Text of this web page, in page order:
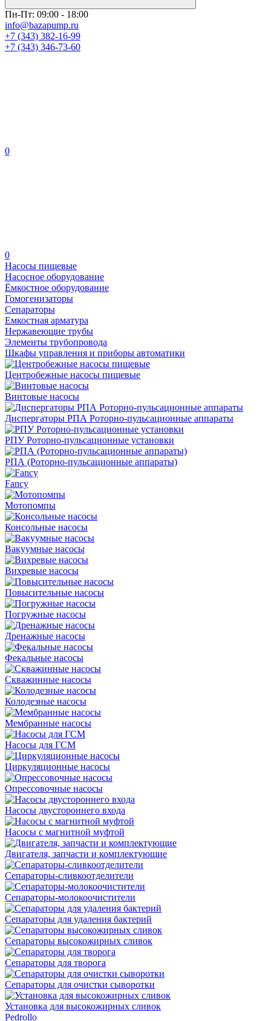
Пн-Пт: 09:00 - 18:00
info@bazapump.ru
+7 (343) 382-16-99
+7 (343) 346-73-‬60
0
0
Насосы пищевые
Насосное оборудование
Ёмкостное оборудование
Гомогенизаторы
Сепараторы
Емкостная арматура
Нержавеющие трубы
Элементы трубопровода
Шкафы управления и приборы автоматики
Центробежные насосы пищевые
Винтовые насосы
Диспергаторы РПА Роторно-пульсационные аппараты
РПУ Роторно-пульсационные установки
РПА (Роторно-пульсационные аппараты)
Fancy
Мотопомпы
Консольные насосы
Вакуумные насосы
Вихревые насосы
Повысительные насосы
Погружные насосы
Дренажные насосы
Фекальные насосы
Скважинные насосы
Колодезные насосы
Мембранные насосы
Насосы для ГСМ
Циркуляционные насосы
Опрессовочные насосы
Насосы двустороннего входа
Насосы с магнитной муфтой
Двигателя, запчасти и комплектующие
Сепараторы-сливкоотделители
Сепараторы-молокоочистители
Сепараторы для удаления бактерий
Сепараторы высокожирных сливок
Сепараторы для творога
Сепараторы для очистки сыворотки
Установка для высокожирных сливок
Pedrollo